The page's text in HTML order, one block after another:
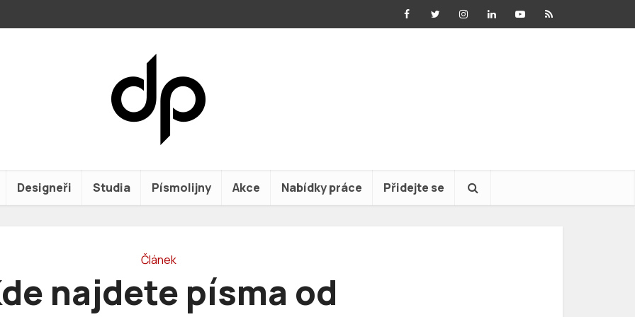
Designeři Studia Písmolijny Akce Nabídky práce Přidejte se
Článek
najdete písma od